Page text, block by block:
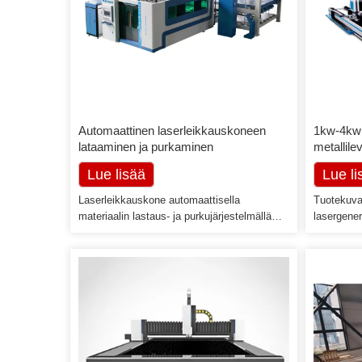
1kw-
Lue
korkean
tekniikan
Automaattinen laserleikkauskoneen
lataaminen ja purkaminen
Lue lisää
Laserleikkauskone automaattisella
materiaalin lastaus- ja purkujärjestelmällä
varastotilaa: kompakti pystysuora rakenne
(ylempi kerros valmiiden tuotteiden
pinoamiseen, alakerros materiaalilavalle)
Erillinen lastausimuri ja purkuhaarukka: